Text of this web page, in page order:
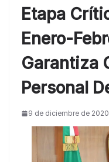
Etapa
Enero-
Garantiza
Personal
9 de diciembre de 2020